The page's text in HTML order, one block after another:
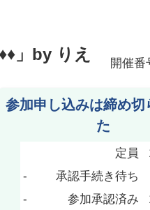
」by りえ
開催番
参加申し込みは締め切
た
定員
-
承認手続き待ち
-
参加承認済み